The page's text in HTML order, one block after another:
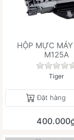
HỘP MỰC
M125A
Tiger
Đặt hàng